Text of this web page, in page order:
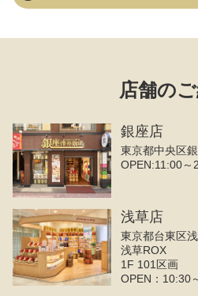
店舗の
銀座店
東京都中央区
OPEN:11:00～
浅草店
東京都台東区
浅草ROX
1F 101区画
OPEN：10:30